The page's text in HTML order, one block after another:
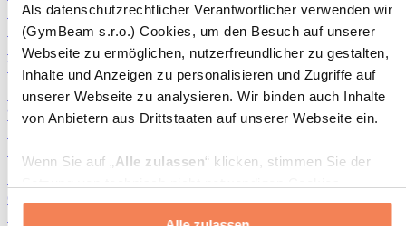
Als datenschutzrechtlicher Verantwortlicher verwenden wir
(GymBeam s.r.o.) Cookies, um den Besuch auf unserer
Webseite zu ermöglichen, nutzerfreundlicher zu gestalten,
Inhalte und Anzeigen zu personalisieren und Zugriffe auf
unserer Webseite zu analysieren. Wir binden auch Inhalte
von Anbietern aus Drittstaaten auf unserer Webseite ein.
Wenn Sie auf „Alle zulassen“ klicken, stimmen Sie der
(insbesondere zu Analyse- und Marketingzwecken) zu.
Brot & Gebäck
Fleisch
Hülsenfrüchte
Weitere Fitness-Foods
Nussbutter
100 % Nussbutter
Grüne Superfoods